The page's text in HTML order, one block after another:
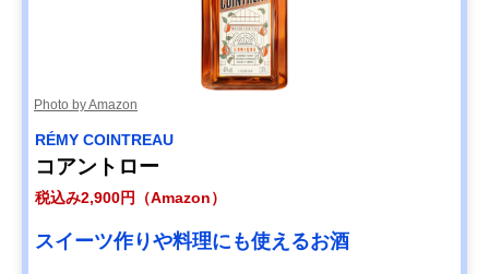
Photo by Amazon
RÉMY COINTREAU
コアントロー
税込み2,900円（Amazon）
スイーツ作りや料理にも使えるお酒